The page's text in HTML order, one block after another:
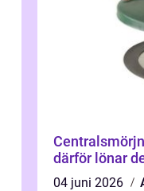
Centralsmörjning så fungerar
därför lönar
04 juni 2026